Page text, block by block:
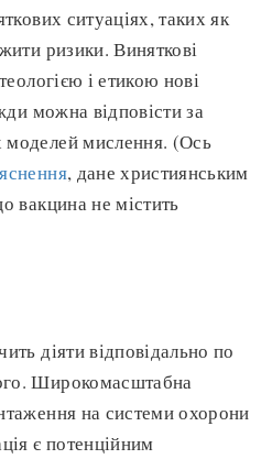
ситуаціях, таких як
ризики. Виняткові
і етикою нові
можна відповісти за
мислення. (Ось
, дане християнським
вакцина не містить
діяти відповідально по
Широкомасштабна
на системи охорони
є потенційним